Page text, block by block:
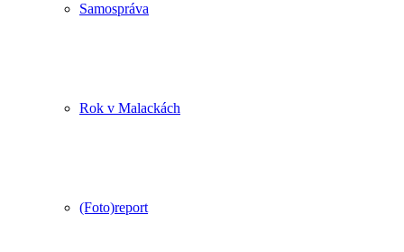
Samospráva
Rok v Malackách
(Foto)report